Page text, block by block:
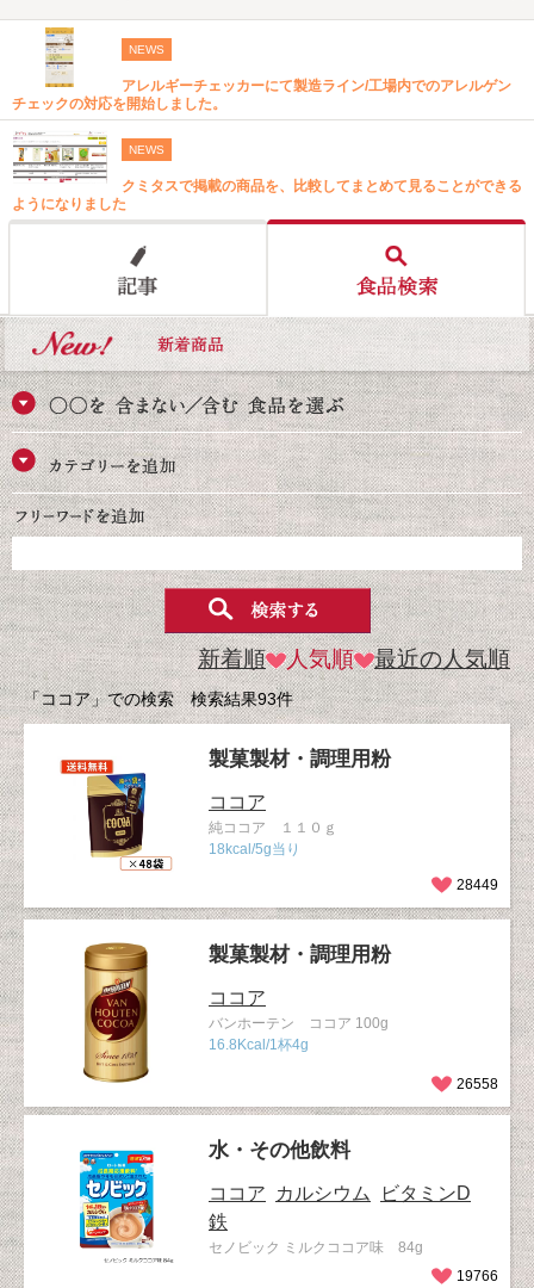
NEWS
アレルギーチェッカーにて製造ライン/工場内でのアレルゲン
チェックの対応を開始しました。
NEWS
クミタスで掲載の商品を、比較してまとめて見ることができる
ようになりました
新着順 人気順 最近の人気順
「ココア」での検索 検索結果93件
製菓製材・調理用粉
ココア
純ココア １１０ｇ
18kcal/5g当り
28449
製菓製材・調理用粉
ココア
バンホーテン ココア 100g
16.8Kcal/1杯4g
26558
水・その他飲料
ココア カルシウム
ビタミンD
鉄
セノビック ミルクココア味 84g
19766